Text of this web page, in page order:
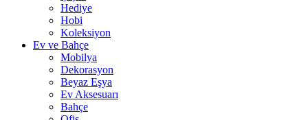
Hediye
Hobi
Koleksiyon
Ev ve Bahçe
Mobilya
Dekorasyon
Beyaz Eşya
Ev Aksesuarı
Bahçe